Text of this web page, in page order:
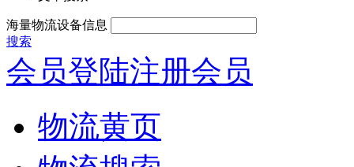
海量物流设备信息
搜索
会员登陆注册会员
物流黄页